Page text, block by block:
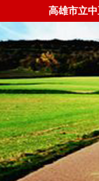
高雄市立